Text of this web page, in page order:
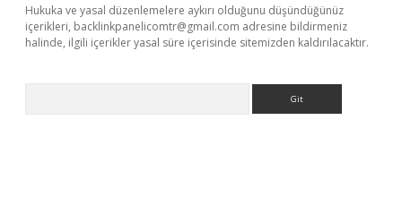
Hukuka ve yasal düzenlemelere aykırı olduğunu düşündüğünüz
içerikleri, backlinkpanelicomtr@gmail.com adresine bildirmeniz
halinde, ilgili içerikler yasal süre içerisinde sitemizden kaldırılacaktır.